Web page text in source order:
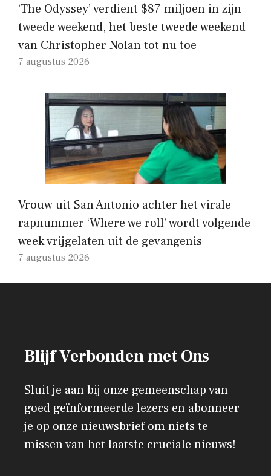
‘The Odyssey’ verdient $87 miljoen in zijn
tweede weekend, het beste tweede weekend
van Christopher Nolan tot nu toe
7 augustus 2026
Vrouw uit San Antonio achter het virale
rapnummer ‘Where we roll’ wordt volgende
week vrijgelaten uit de gevangenis
7 augustus 2026
Blijf Verbonden met Ons
Sluit je aan bij onze gemeenschap van
goed geïnformeerde lezers en abonneer
je op onze nieuwsbrief om niets te
missen van het laatste cruciale nieuws!